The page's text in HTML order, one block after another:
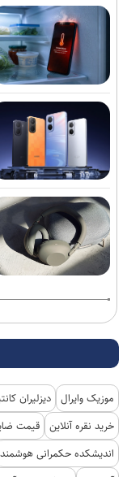
موزیک وایرال دیزلیران
خرید نقره آنلاین قیمت
اندیشکده حکمرانی هوشمند